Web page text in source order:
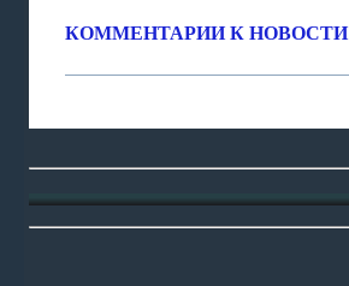
КОММЕНТАРИИ К НОВОСТИ